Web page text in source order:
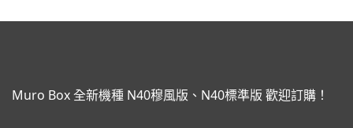
Muro Box 全新機種 N40穆風版、N40標準版 歡迎訂購！